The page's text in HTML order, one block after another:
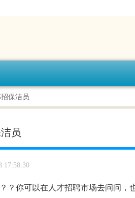
保洁员
员
17:58:30
？你可以在人才招聘市场去问问